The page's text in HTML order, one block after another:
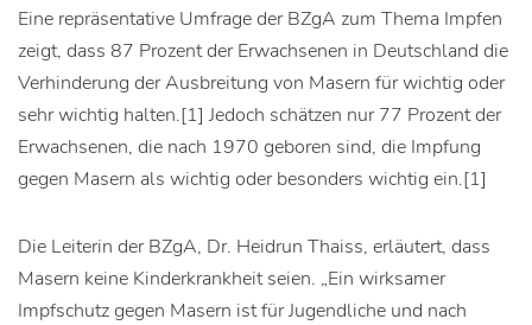
Eine repräsentative Umfrage der BZgA zum Thema Impfen
zeigt, dass 87 Prozent der Erwachsenen in Deutschland die
Verhinderung der Ausbreitung von Masern für wichtig oder
sehr wichtig halten.[1] Jedoch schätzen nur 77 Prozent der
Erwachsenen, die nach 1970 geboren sind, die Impfung
gegen Masern als wichtig oder besonders wichtig ein.[1]
Die Leiterin der BZgA, Dr. Heidrun Thaiss, erläutert, dass
Masern keine Kinderkrankheit seien. „Ein wirksamer
Impfschutz gegen Masern ist für Jugendliche und nach